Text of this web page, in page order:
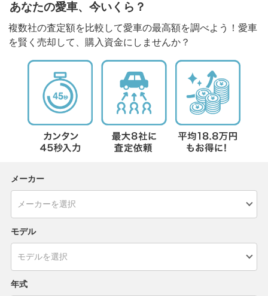
あなたの愛車、今いくら？
複数社の査定額を比較して愛車の最高額を調べよう！愛車
を賢く売却して、購入資金にしませんか？
メーカー
モデル
年式